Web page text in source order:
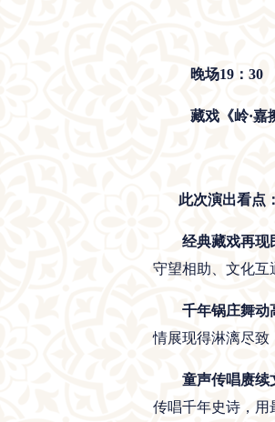
晚场19 ：30
藏戏《岭·嘉
此次演出看点：
经典藏戏再现
守望相助、文化互
千年锅庄舞动
情展现得淋漓尽致
童声传唱赓续
传唱千年史诗，用